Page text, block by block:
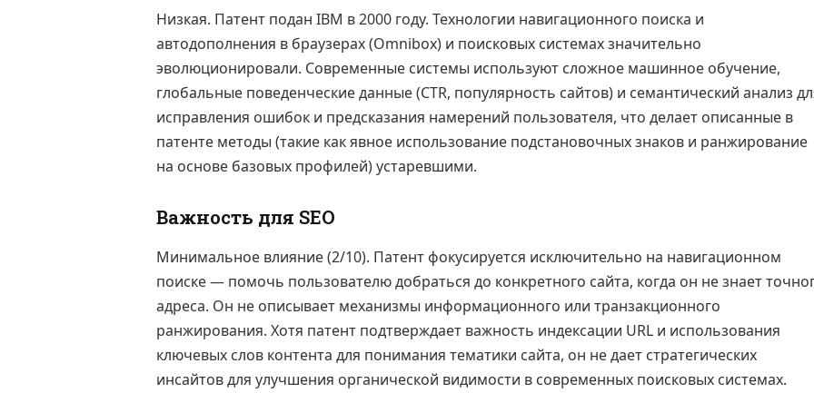
Низкая. Патент подан IBM в 2000 году. Технологии навигационного поиска и
автодополнения в браузерах (Omnibox) и поисковых системах значительно
эволюционировали. Современные системы используют сложное машинное обучение,
глобальные поведенческие данные (CTR, популярность сайтов) и семантический анализ
исправления ошибок и предсказания намерений пользователя, что делает описанные в
патенте методы (такие как явное использование подстановочных знаков и ранжирование
на основе базовых профилей) устаревшими.
Важность для SEO
Минимальное влияние (2/10). Патент фокусируется исключительно на навигационном
поиске — помочь пользователю добраться до конкретного сайта, когда он не знает
адреса. Он не описывает механизмы информационного или транзакционного
ранжирования. Хотя патент подтверждает важность индексации URL и использования
ключевых слов контента для понимания тематики сайта, он не дает стратегических
инсайтов для улучшения органической видимости в современных поисковых системах.